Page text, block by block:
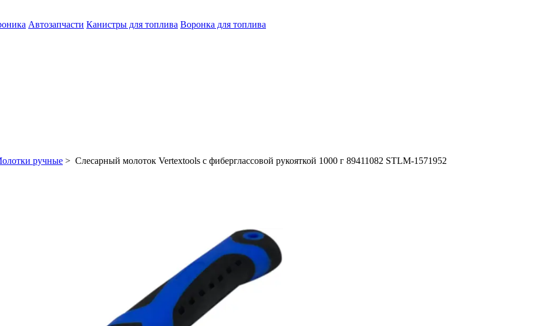
Автозапчасти Канистры для топлива Воронка для топлива
ручные > Слесарный молоток Vertextools с фиберглассовой рукояткой 1000 г 89411082 STLM-1571952